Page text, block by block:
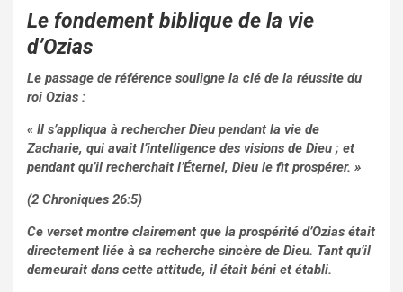
Le fondement biblique de la vie
d’Ozias
Le passage de référence souligne la clé de la réussite du
roi Ozias :
« Il s’appliqua à rechercher Dieu pendant la vie de
Zacharie, qui avait l’intelligence des visions de Dieu ; et
pendant qu’il recherchait l’Éternel, Dieu le fit prospérer. »
(2 Chroniques 26:5)
Ce verset montre clairement que la prospérité d’Ozias était
directement liée à sa recherche sincère de Dieu. Tant qu’il
demeurait dans cette attitude, il était béni et établi.